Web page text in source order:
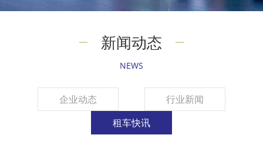
新闻动态
NEWS
企业动态
行业新闻
租车快讯